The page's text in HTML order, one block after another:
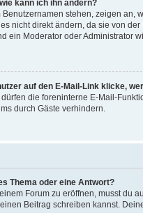
kann ich ihn ändern?
stehen, zeigen an,
nicht direkt ändern, da sie von
ein Moderator oder Administrator
auf den E-Mail-Link klicke,
die foreninterne E-Mail-
durch Gäste verhindern.
Thema oder eine Antwort?
Forum zu eröffnen, musst du
Beitrag schreiben kannst.